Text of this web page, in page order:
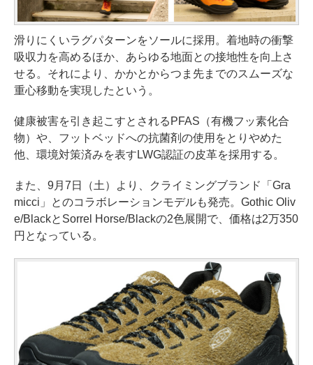
滑りにくいラグパターンをソールに採用。着地時の衝撃
吸収力を高めるほか、あらゆる地面との接地性を向上さ
せる。それにより、かかとからつま先までのスムーズな
重心移動を実現したという。
健康被害を引き起こすとされるPFAS（有機フッ素化合
物）や、フットベッドへの抗菌剤の使用をとりやめた
他、環境対策済みを表すLWG認証の皮革を採用する。
また、9月7日（土）より、クライミングブランド「Gra
micci」とのコラボレーションモデルも発売。Gothic Oliv
e/BlackとSorrel Horse/Blackの2色展開で、価格は2万350
円となっている。